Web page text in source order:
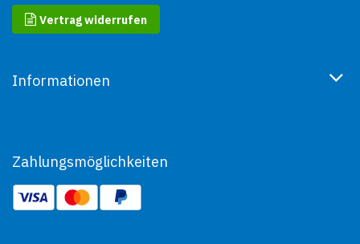
Vertrag widerrufen
Informationen
Zahlungsmöglichkeiten